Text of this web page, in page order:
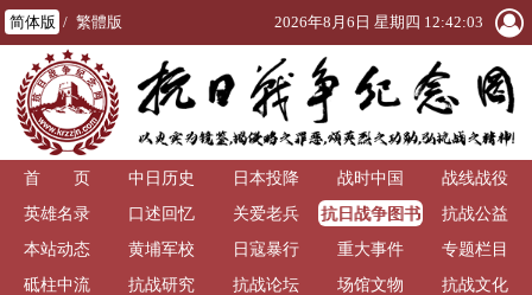
简体版 / 繁體版 2026年8月6日 星期四 12:42:04
首 页 中日历史 日本投降 战时中国
战线战役
英雄名录
口述回忆 关爱老兵
抗日战争图书
馆
抗战公益
本站动态
黄埔军校 日寇暴行 重大事件
专题栏目
砥柱中流
抗战研究 抗战论坛 场馆文物 抗战文化